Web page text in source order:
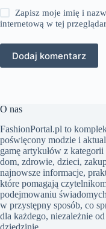
Zapisz moje imię i
internetową w tej
Dodaj komentarz
O nas
FashionPortal.pl to
poświęcony modzie i
gamę artykułów z
dom, zdrowie, dzieci,
najnowsze informacje,
które pomagają
podejmowaniu
w przystępny sposób, co
dla każdego, niezależnie
dziedzinie.